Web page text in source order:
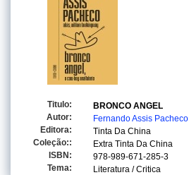
Titulo:
BRONCO ANGEL
Autor:
Fernando Assis Pacheco
Editora:
Tinta Da China
Coleção::
Extra Tinta Da China
ISBN:
978-989-671-285-3
Tema:
Literatura / Critica